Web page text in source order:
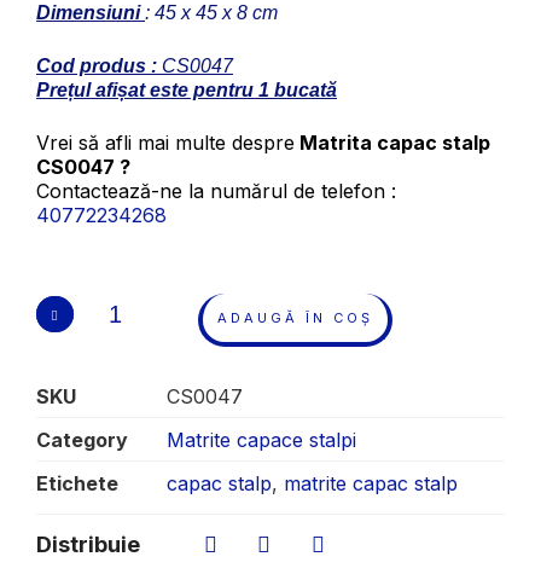
Dimensiuni : 45 x 45 x 8 cm
Cod produs : CS0047
Prețul afișat este pentru 1 bucată
Vrei să afli mai multe despre Matrita capac stalp
CS0047 ?
Contactează-ne la numărul de telefon :
40772234268
ADAUGĂ ÎN COȘ
SKU
CS0047
Category
Matrite capace stalpi
Etichete
capac stalp, matrite capac stalp
Distribuie